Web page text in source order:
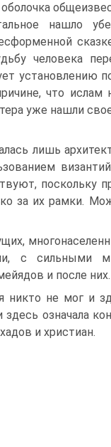
нашло
человека
установлению
что ислам
уже нашли
лишь
поскольку
за их рамки.
с сильными
и после них.
никто не мог и
означала
и христиан.